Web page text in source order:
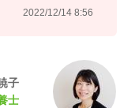
2022/12/14 8:56
子
士